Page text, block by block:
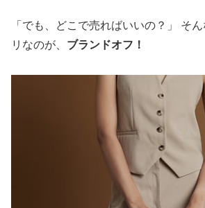
「でも、どこで売ればいいの？」 そ
リなのが、 ブランドオフ！